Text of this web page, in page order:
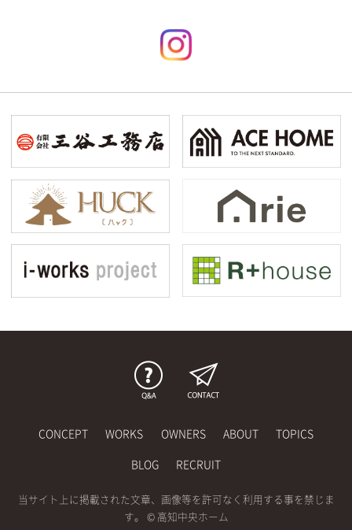
CONCEPT WORKS OWNERS ABOUT TOPICS
BLOG RECRUIT
当サイト上に掲載された文章、画像等を許可なく利用する事を禁じま
す。 © 高知中央ホーム